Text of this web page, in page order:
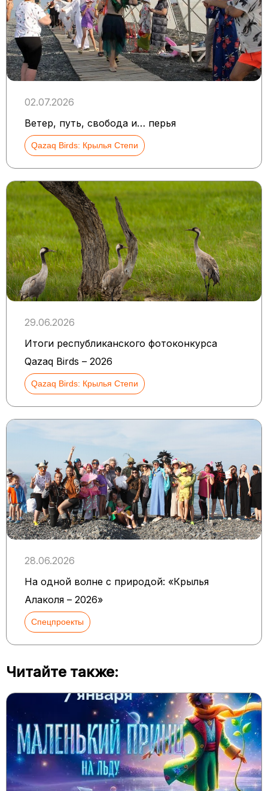
02.07.2026
Ветер, путь, свобода и… перья
Qazaq Birds: Крылья Степи
29.06.2026
Итоги республиканского фотоконкурса
Qazaq Birds – 2026
Qazaq Birds: Крылья Степи
28.06.2026
На одной волне с природой: «Крылья
Алаколя – 2026»
Спецпроекты
Читайте также: